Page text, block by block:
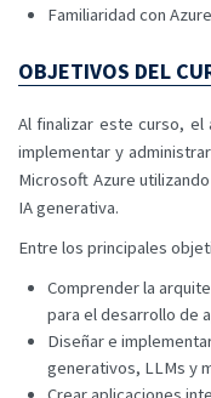
Familiaridad con
OBJETIVOS DEL
Al finalizar este curso, el
implementar y
Microsoft Azure
IA generativa.
Entre los principales
Comprender la
para el desarrollo de
Diseñar e
generativos, LLMs y